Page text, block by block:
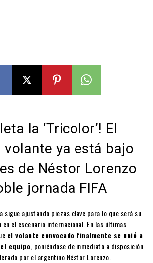
la ‘Tricolor’! El
ya está bajo
de Néstor Lorenzo
jornada FIFA
sigue ajustando piezas clave para lo que será su
el escenario internacional. En las últimas
el volante convocado finalmente se unió a
equipo , poniéndose de inmediato a disposición
por el argentino Néstor Lorenzo.